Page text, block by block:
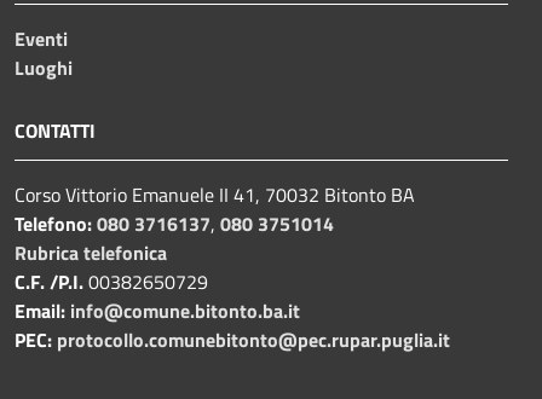
Eventi
Luoghi
CONTATTI
Corso Vittorio Emanuele II 41, 70032 Bitonto BA
Telefono:080 3716137, 080 3751014
Rubrica telefonica
C.F. /P.I.00382650729
Email: info@comune.bitonto.ba.it
PEC: protocollo.comunebitonto@pec.rupar.puglia.it